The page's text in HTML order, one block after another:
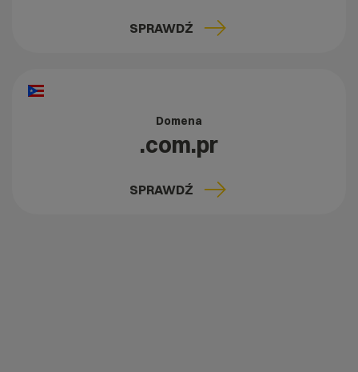
SPRAWDŹ
Domena
.com.pr
SPRAWDŹ